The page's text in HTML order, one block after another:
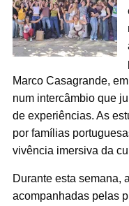
Marco Casagrande,
num intercâmbio que
de experiências. As
por famílias
vivência imersiva da
Durante esta semana,
acompanhadas pelas